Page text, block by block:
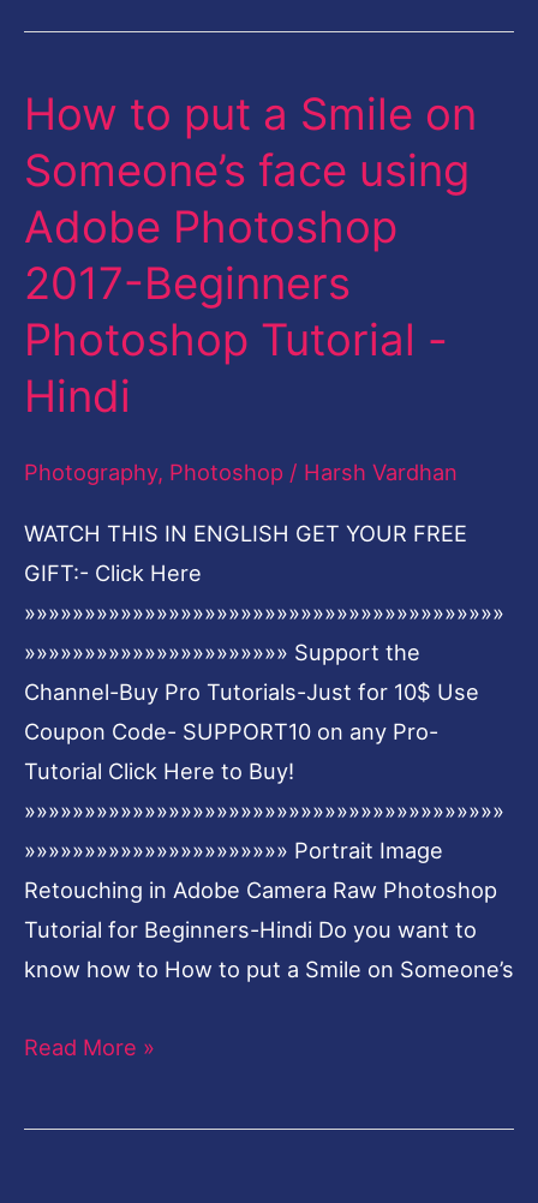
How to put a Smile on
Someone’s face using
Adobe Photoshop
2017-Beginners
Photoshop Tutorial -
Hindi
Photography, Photoshop / Harsh Vardhan
WATCH THIS IN ENGLISH GET YOUR FREE
GIFT:- Click Here
»»»»»»»»»»»»»»»»»»»»»»»»»»»»»»»»»»»»»»»»
»»»»»»»»»»»»»»»»»»»»»» Support the
Channel-Buy Pro Tutorials-Just for 10$ Use
Coupon Code- SUPPORT10 on any Pro-
Tutorial Click Here to Buy!
»»»»»»»»»»»»»»»»»»»»»»»»»»»»»»»»»»»»»»»»
»»»»»»»»»»»»»»»»»»»»»» Portrait Image
Retouching in Adobe Camera Raw Photoshop
Tutorial for Beginners-Hindi Do you want to
know how to How to put a Smile on Someone’s
How
put
a
Smile
on
Someone’s
face
Adobe
2017-
Beginners
Photoshop
Tutorial
-
Hindi
Read More »